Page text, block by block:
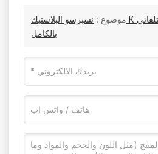
موضوع : نسبرسو البلاستيك K كوب ملء آلة ختم التلقائي
بالكامل